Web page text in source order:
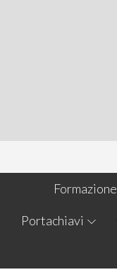
Formazione
Portachiavi